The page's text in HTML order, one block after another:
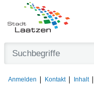
Anmelden Kontakt Inhalt